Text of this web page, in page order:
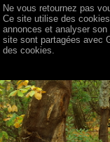
Ne vous retournez pas
Ce site utilise des
annonces et analyser
site sont partagées avec
des cookies.